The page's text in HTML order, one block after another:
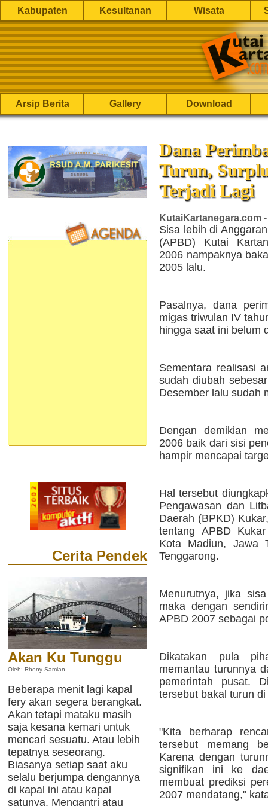
Kabupaten Kesultanan Wisata
Arsip Berita Gallery Download
Cerita Pendek
Akan Ku Tunggu
Oleh: Rhony Samlan
Beberapa menit lagi kapal
fery akan segera berangkat.
Akan tetapi mataku masih
saja kesana kemari untuk
mencari sesuatu. Atau lebih
tepatnya seseorang.
Biasanya setiap saat aku
selalu berjumpa dengannya
di kapal ini atau kapal
satunya. Mengantri atau
Dana
Turun,
Terjadi Lagi
KutaiKartanegara.com
Sisa lebih di
(APBD) Kutai
2006 nampaknya
2005 lalu.
Pasalnya, dana
migas triwulan IV
hingga saat ini belum
Sementara realisasi
sudah diubah
Desember lalu sudah
Dengan demikian
2006 baik dari sisi
hampir mencapai
Hal tersebut
Pengawasan dan
Daerah (BPKD)
tentang APBD
Kota Madiun, Jawa
Tenggarong.
Menurutnya, jika
maka dengan
APBD 2007 sebagai
Dikatakan pula
memantau turunnya
pemerintah pusat.
tersebut bakal turun
"Kita berharap
tersebut memang
Karena dengan
signifikan ini ke
membuat prediksi
2007 mendatang,"